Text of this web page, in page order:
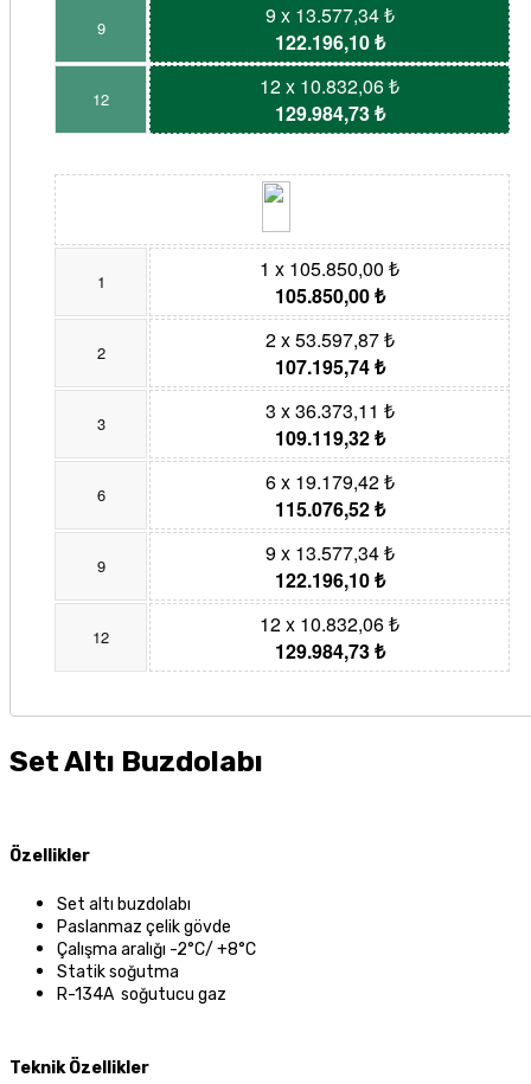
9
9 x 13.577,34 ₺
122.196,10 ₺
12
12 x 10.832,06 ₺
129.984,73 ₺
1
1 x 105.850,00 ₺
105.850,00 ₺
2
2 x 53.597,87 ₺
107.195,74 ₺
3
3 x 36.373,11 ₺
109.119,32 ₺
6
6 x 19.179,42 ₺
115.076,52 ₺
9
9 x 13.577,34 ₺
122.196,10 ₺
12
12 x 10.832,06 ₺
129.984,73 ₺
Set Altı Buzdolabı
Özellikler
Set altı buzdolabı
Paslanmaz çelik gövde
Çalışma aralığı -2°C/ +8°C
Statik soğutma
R-134A soğutucu gaz
Teknik Özellikler